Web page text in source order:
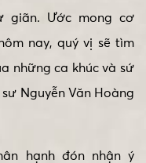
giãn. Ước mong cơ
nay, quý vị sẽ tìm
những ca khúc và sứ
Nguyễn Văn Hoàng
hạnh đón nhận ý